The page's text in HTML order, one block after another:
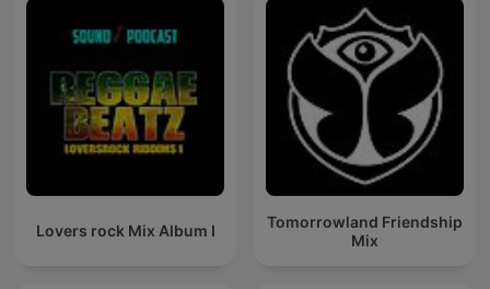
Lovers rock Mix Album I
Tomorrowland Friendship
Mix